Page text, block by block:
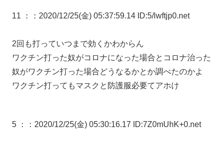
11 ： ：2020/12/25(金) 05:37:59.14 ID:5/lwftjp0.net
2回も打っていつまで効くかわからん
ワクチン打った奴がコロナになった場合とコロナ治った
奴がワクチン打った場合どうなるかとか調べたのかよ
ワクチン打ってもマスクと防護服必要てアホけ
5 ： ：2020/12/25(金) 05:30:16.17 ID:7Z0mUhK+0.net